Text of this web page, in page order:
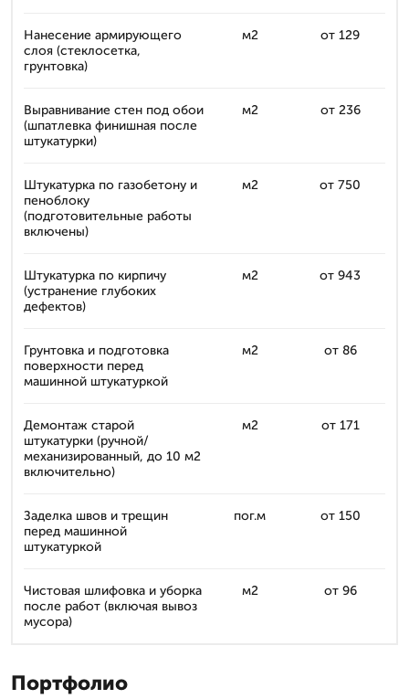
Нанесение армирующего
слоя (стеклосетка,
грунтовка)
м2 от 129
Выравнивание стен под обои
(шпатлевка финишная после
штукатурки)
м2 от 236
Штукатурка по газобетону и
пеноблоку
(подготовительные работы
включены)
м2 от 750
Штукатурка по кирпичу
(устранение глубоких
дефектов)
м2 от 943
Грунтовка и подготовка
поверхности перед
машинной штукатуркой
м2 от 86
Демонтаж старой
штукатурки (ручной/
механизированный, до 10 м2
включительно)
м2 от 171
Заделка швов и трещин
перед машинной
штукатуркой
пог.м от 150
Чистовая шлифовка и уборка
после работ (включая вывоз
мусора)
м2 от 96
Портфолио